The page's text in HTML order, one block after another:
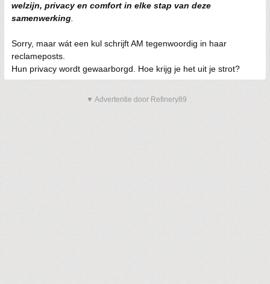
welzijn, privacy en comfort in elke stap van deze
samenwerking
Sorry, maar wát een kul schrijft AM tegenwoordig in haar
reclameposts.
Hun privacy wordt gewaarborgd. Hoe krijg je het uit je strot?
▼ Advertentie door Refinery89